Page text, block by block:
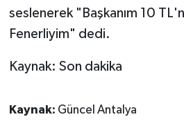
seslenerek "Başkanım 10
Fenerliyim" dedi.
Kaynak: Son dakika
Kaynak: Güncel Antalya